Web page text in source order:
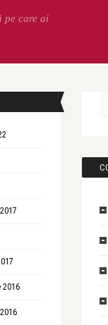
pe care ai
2016